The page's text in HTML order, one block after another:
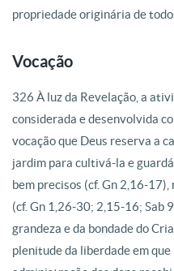
propriedade originária de
Vocação
326 À luz da Revelação, a
considerada e desenvolvida
vocação que Deus reserva a
jardim para cultivá-la e
bem precisos (cf. Gn 2,16-
(cf. Gn 1,26-30; 2,15-16; Sab
grandeza e da bondade do
plenitude da liberdade em que